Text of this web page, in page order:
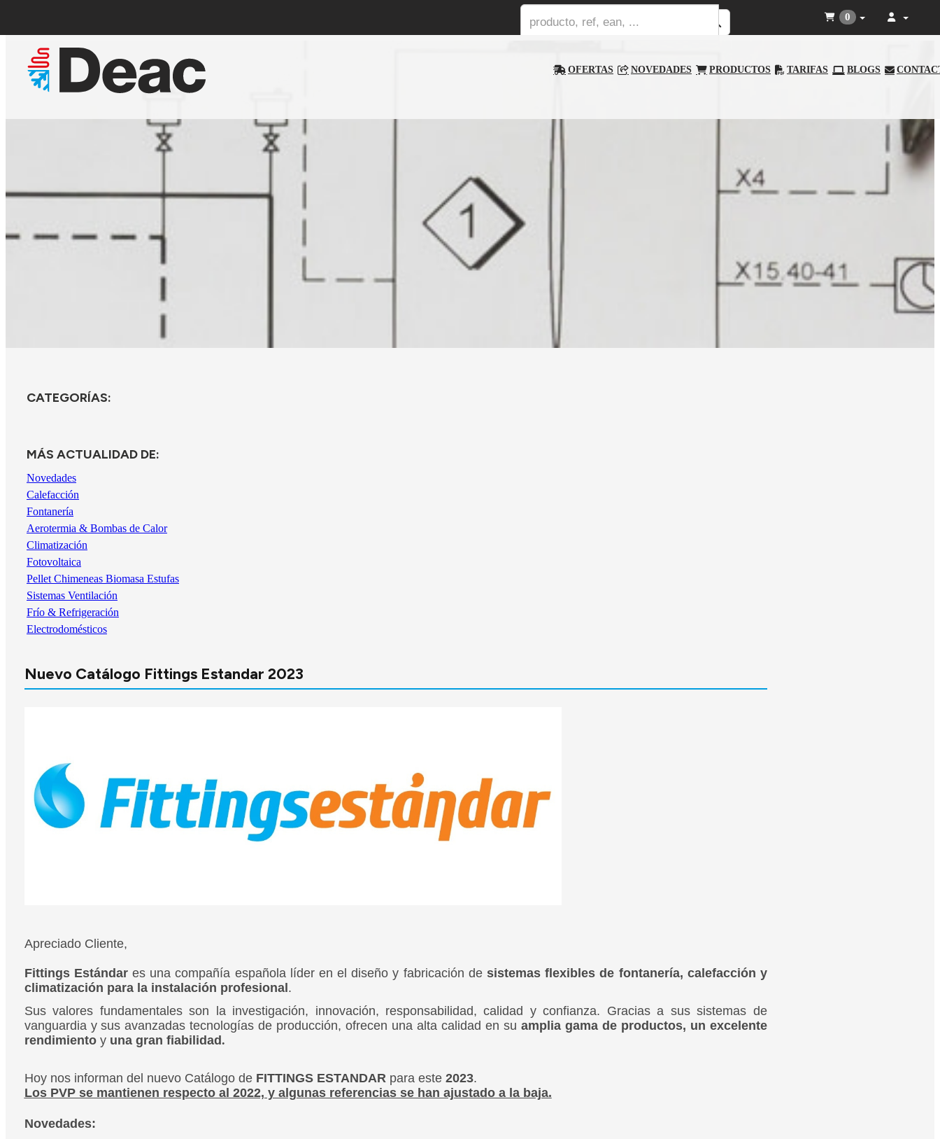
OFERTAS NOVEDADES PRODUCTOS TARIFAS BLOGS
0
CATEGORÍAS:
MÁS ACTUALIDAD DE:
Novedades
Calefacción
Fontanería
Aerotermia & Bombas de Calor
Climatización
Fotovoltaica
Pellet Chimeneas Biomasa Estufas
Sistemas Ventilación
Frío & Refrigeración
Electrodomésticos
Nuevo Catálogo Fittings Estandar 2023
Apreciado Cliente,
Fittings Estándares una compañía española líder en el diseño y fabricación desistemas flexibles de fontanería, calefacción y
climatización para la instalación profesional .
Sus valores fundamentales son la investigación, innovación, responsabilidad, calidad y confianza. Gracias a sus sistemas de
vanguardia y sus avanzadas tecnologías de producción, ofrecen una alta calidad en suamplia gama de productos, un excelente
rendimiento y una gran fiabilidad.
Hoy nos informan del nuevo Catálogo de FITTINGS ESTANDARpara este 2023.
Los PVP se mantienen respecto al 2022, y algunas referencias se han ajustado a la baja.
Novedades: